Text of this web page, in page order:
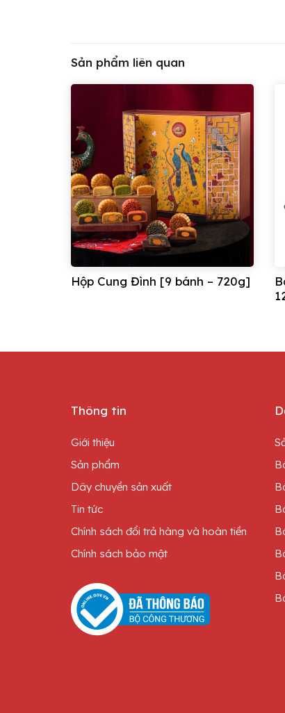
Sản phẩm liên quan
Hộp Cung Đình [9 bánh – 720g]
Thông tin
Giới thiệu
Sản phẩm
Dây chuyền sản xuất
Tin tức
Chính sách đổi trả hàng và hoàn tiền
Chính sách bảo mật